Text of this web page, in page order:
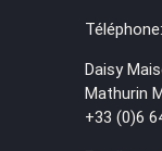
Téléphone:
Daisy
Mathurin
+33 (0)6